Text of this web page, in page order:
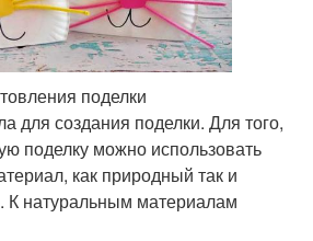
Детские поделки
Изделия из бумаги
поделки
для создания поделки. Для того,
поделку можно использовать
как природный так и
К натуральным материалам